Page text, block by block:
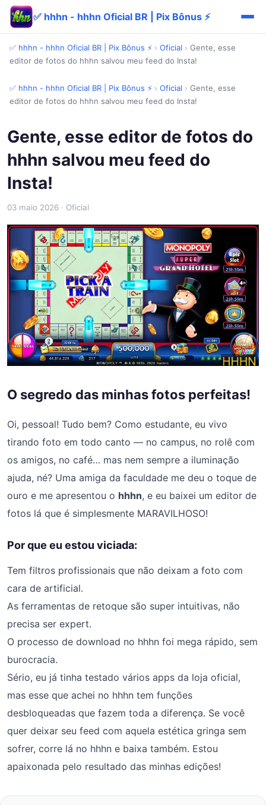
✅ hhhn - hhhn Oficial BR | Pix Bônus ⚡
✅ hhhn - hhhn Oficial BR | Pix Bônus ⚡ › Oficial › Gente, esse
editor de fotos do hhhn salvou meu feed do Insta!
✅ hhhn - hhhn Oficial BR | Pix Bônus ⚡ › Oficial › Gente, esse
editor de fotos do hhhn salvou meu feed do Insta!
Gente, esse editor de fotos do
hhhn salvou meu feed do
Insta!
03 maio 2026 · Oficial
O segredo das minhas fotos perfeitas!
Oi, pessoal! Tudo bem? Como estudante, eu vivo
tirando foto em todo canto — no campus, no rolê com
os amigos, no café… mas nem sempre a iluminação
ajuda, né? Uma amiga da faculdade me deu o toque de
ouro e me apresentou o hhhn, e eu baixei um editor de
fotos lá que é simplesmente MARAVILHOSO!
Por que eu estou viciada:
Tem filtros profissionais que não deixam a foto com
cara de artificial.
As ferramentas de retoque são super intuitivas, não
precisa ser expert.
O processo de download no hhhn foi mega rápido, sem
burocracia.
Sério, eu já tinha testado vários apps da loja oficial,
mas esse que achei no hhhn tem funções
desbloqueadas que fazem toda a diferença. Se você
quer deixar seu feed com aquela estética gringa sem
sofrer, corre lá no hhhn e baixa também. Estou
apaixonada pelo resultado das minhas edições!